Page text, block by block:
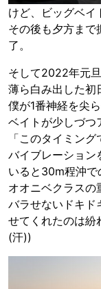
けど、ビッグベイ
その後も夕方まで
了。
そして2022年元旦
薄ら白み出した初
僕が1番神経を尖
ベイトが少しづつ
「このタイミン
バイブレーション
いると30m程沖で
オオニベクラスの
バラせないドキド
せてくれたのは紛
(汗))